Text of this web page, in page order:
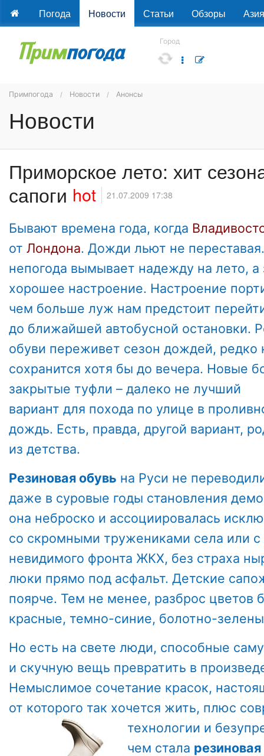
Погода Новости Статьи Обзоры Азия
Город
Примпогода Новости Анонсы
Новости
Приморское лето: хит
сапоги hot 21.07.2009 17:38
Бывают времена года, когда
от Лондона. Дожди льют не
непогода вымывает надежду на лето,
хорошее настроение. Настроение
чем больше луж нам предстоит
до ближайшей автобусной остановки.
обуви переживет сезон дождей, редко
сохранится хотя бы до вечера. Новые
закрытые туфли – далеко не лучший
вариант для похода по улице в
дождь. Есть, правда, другой вариант,
из детства.
Резиновая обувь на Руси не
даже в суровые годы становления
она неброско и ассоциировалась
со скромными тружениками села или
невидимого фронта ЖКХ, без страха
люки прямо под асфальт. Детские
поярче. Тем не менее, разброс цветов
красные, темно-синие, болотно-
Но есть на свете люди, способные
и скучную вещь превратить в
Немыслимое сочетание красок,
от которого так хочется жить, плюс
технологии и
чем стала